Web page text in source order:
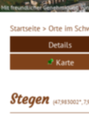
Mit freundlicher Genehmigung
Startseite > Orte im
Details
Karte
Stegen(47,983002°,